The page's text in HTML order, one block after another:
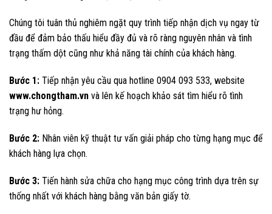
Chúng tôi tuân thủ nghiêm ngặt quy trình tiếp nhận dịch vụ ngay từ
đầu để đảm bảo thấu hiểu đầy đủ và rõ ràng nguyên nhân và tình
trạng thấm dột cũng như khả năng tài chính của khách hàng.
Bước 1: Tiếp nhận yêu cầu qua hotline 0904 093 533, website
www.chongtham.vn và lên kế hoạch khảo sát tìm hiểu rõ tình
trạng hư hỏng.
Bước 2: Nhân viên kỹ thuật tư vấn giải pháp cho từng hạng mục để
khách hàng lựa chọn.
Bước 3: Tiến hành sửa chữa cho hạng mục công trình dựa trên sự
thống nhất với khách hàng bằng văn bản giấy tờ.